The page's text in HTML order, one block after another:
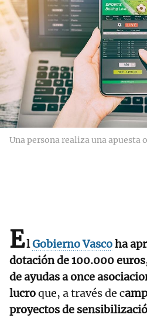
Una persona realiza una apuesta
ElGobierno Vascoha
dotación de 100.000
de ayudas a once
lucroque, a través de c
proyectos de